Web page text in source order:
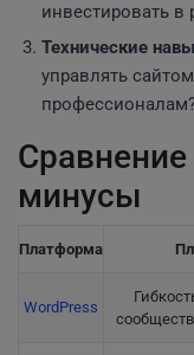
инвестировать в
Технические
управлять
минусы
Платформа
WordPress